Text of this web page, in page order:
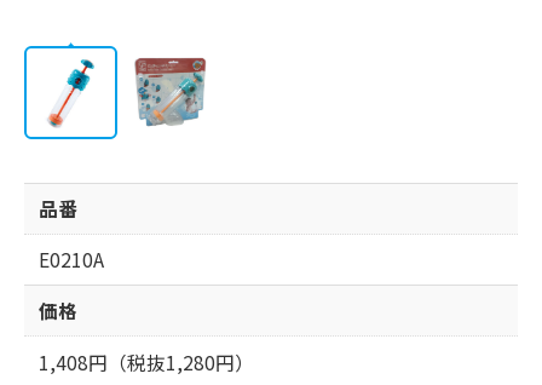
品番
E0210A
価格
1,408円（税抜1,280円）